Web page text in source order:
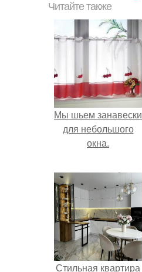
Читайте также
Мы шьем занавески
для небольшого
окна.
Стильная квартира